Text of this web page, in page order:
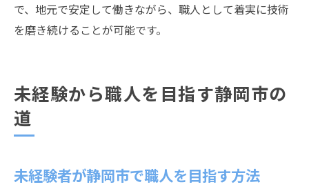
で、地元で安定して働きながら、職人として着実に技術
を磨き続けることが可能です。
未経験から職人を目指す静岡市の
道
未経験者が静岡市で職人を目指す方法